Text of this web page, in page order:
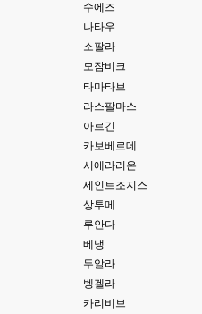
수에즈
나타우
소팔라
모잠비크
타마타브
라스팔마스
아르긴
카보베르데
시에라리온
세인트조지스
상투메
루안다
베냉
두알라
벵겔라
카리비브